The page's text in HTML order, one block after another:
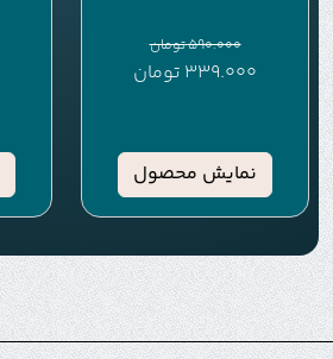
590.000تومان
339.000 تومان
نمایش محصول